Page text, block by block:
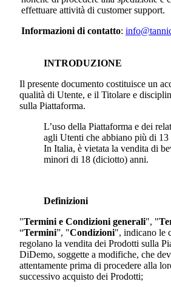
effettuare attività di customer support.
Informazioni di contatto:
INTRODUZIONE
Il presente documento costituisce un
qualità di Utente, e il Titolare e
sulla Piattaforma.
L’uso della Piattaforma e dei
agli Utenti che abbiano più di
In Italia, è vietata la vendita di
minori di 18 (diciotto) anni.
Definizioni
"Termini e Condizioni generali", "
“Termini”, "Condizioni", indicano le
regolano la vendita dei Prodotti sulla
DiDemo, soggette a modifiche, che
attentamente prima di procedere alla
successivo acquisto dei Prodotti;